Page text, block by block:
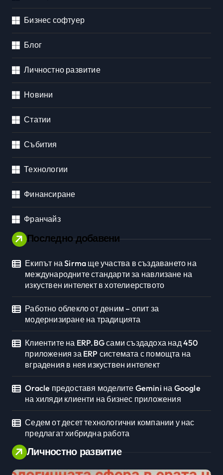
Бизнес софтуер
Блог
Личностно развитие
Новини
Статии
Събития
Технологии
Финансиране
Франчайз
Последно добавени
Екипът на Sirma ще участва в създаването на
международните стандарти за навлизане на
изкуствен интелект в хотелиерството
Работно облекло от деним – опит за
модернизиране на традицията
Клиентите на ERP.BG сами създадоха над 450
приложения за ERP системата с помощта на
вградения в нея изкуствен интелект
Oracle предоставя моделите Gemini на Google
на хиляди клиенти на бизнес приложения
Седем от десет технологични компании у нас
предлагат хибридна работа
Личностно развитие